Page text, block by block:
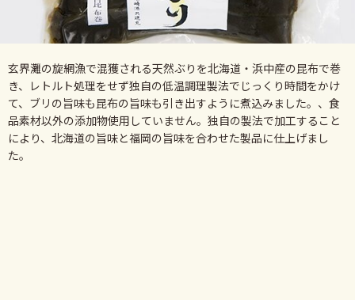
切り身
茶漬け・炊き込み等
鍋・麺類
海苔
海藻
玄界灘の旋網漁で混獲される天然ぶりを北海道・浜中産の昆布で巻
き、レトルト処理をせず独自の低温調理製法でじっくり時間をかけ
て、ブリの旨味も昆布の旨味も引き出すように煮込みました。、食
品素材以外の添加物使用していません。独自の製法で加工すること
により、北海道の旨味と福岡の旨味を合わせた製品に仕上げまし
た。